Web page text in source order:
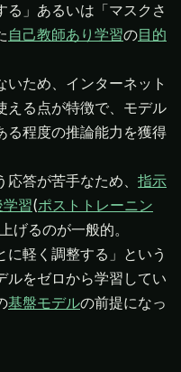
る」あるいは「マスクさ
自己教師あり学習の目的
いため、インターネット
える点が特徴で、モデル
る程度の推論能力を獲得
答が苦手なため、 指示
習(ポストトレーニン
げるのが一般的。
に軽く調整する」という
ルをゼロから学習してい
基盤モデルの前提になっ